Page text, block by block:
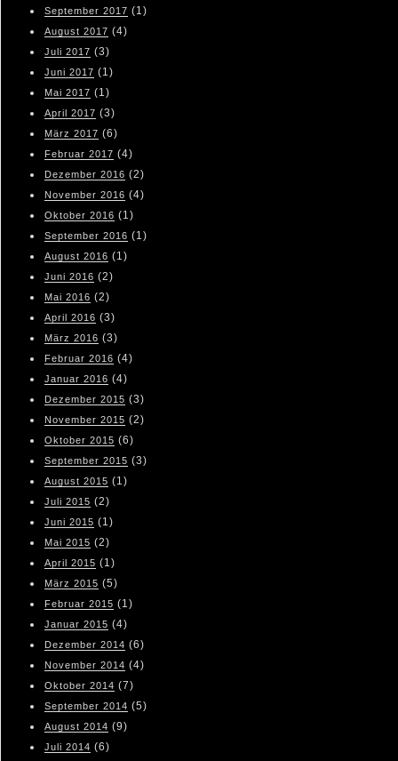
September 2017 (1)
August 2017 (4)
Juli 2017 (3)
Juni 2017 (1)
Mai 2017 (1)
April 2017 (3)
März 2017 (6)
Februar 2017 (4)
Dezember 2016 (2)
November 2016 (4)
Oktober 2016 (1)
September 2016 (1)
August 2016 (1)
Juni 2016 (2)
Mai 2016 (2)
April 2016 (3)
März 2016 (3)
Februar 2016 (4)
Januar 2016 (4)
Dezember 2015 (3)
November 2015 (2)
Oktober 2015 (6)
September 2015 (3)
August 2015 (1)
Juli 2015 (2)
Juni 2015 (1)
Mai 2015 (2)
April 2015 (1)
März 2015 (5)
Februar 2015 (1)
Januar 2015 (4)
Dezember 2014 (6)
November 2014 (4)
Oktober 2014 (7)
September 2014 (5)
August 2014 (9)
Juli 2014 (6)